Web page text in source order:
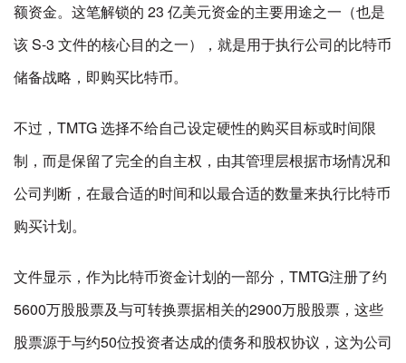
额资金。这笔解锁的 23 亿美元资金的主要用途之一（也是
该 S-3 文件的核心目的之一），就是用于执行公司的比特币
储备战略，即购买比特币。
不过，TMTG 选择不给自己设定硬性的购买目标或时间限
制，而是保留了完全的自主权，由其管理层根据市场情况和
公司判断，在最合适的时间和以最合适的数量来执行比特币
购买计划。
文件显示，作为比特币资金计划的一部分，TMTG注册了约
5600万股股票及与可转换票据相关的2900万股股票，这些
股票源于与约50位投资者达成的债务和股权协议，这为公司